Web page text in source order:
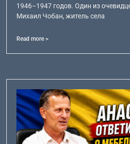
1946–1947 годов. Один из
Михаил Чобан, житель села
Read more >